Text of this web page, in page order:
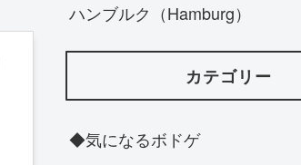
ハンブルク（Hamburg）
カテゴリー
◆気になるボドゲ